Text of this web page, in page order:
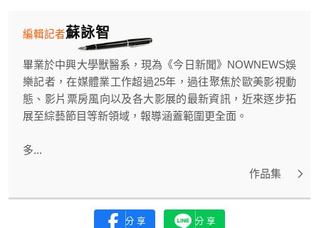
蘇詠智
編輯記者
畢業於中興大學獸醫系，現為《今日新聞》NOWNEWS娛
樂記者，在媒體業工作超過25年，過往聚焦於歐美影視動
態、影片票房風向以及各大影展的最新資訊，近來逐步拓
展至綜藝節目等新領域，報導涵蓋範圍更全面。
多...
作品集
分享 分享